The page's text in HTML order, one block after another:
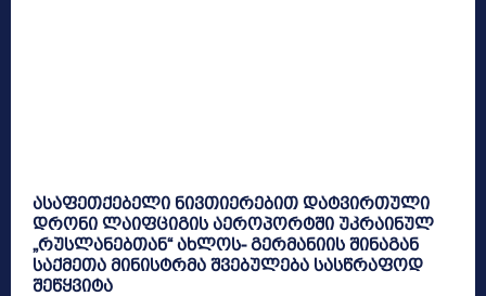
ასაფეთქებელი ნივთიერებით დატვირთული
დრონი ლაიფციგის აეროპორტში უკრაინულ
„რუსლანებთან“ ახლოს- გერმანიის შინაგან
საქმეთა მინისტრმა შვებულება სასწრაფოდ
შეწყვიტა